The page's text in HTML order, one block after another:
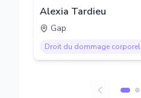
Alexia Tardieu
Gap
Droit du dommage corporel